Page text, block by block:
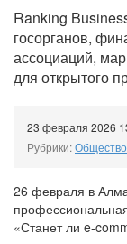
Ranking
госорганов,
ассоциаций,
для открытого
23 февраля 2026
Рубрики:Общество
26 февраля в
«Станет ли e-